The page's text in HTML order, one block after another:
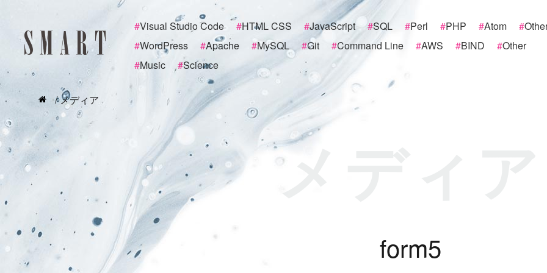
#Visual Studio Code #HTML CSS #JavaScript #SQL #Perl #PHP #Atom #
#WordPress #Apache #MySQL #Git #Command Line #AWS #BIND #Other
#Music #Science
/ メディア
メディア
form5